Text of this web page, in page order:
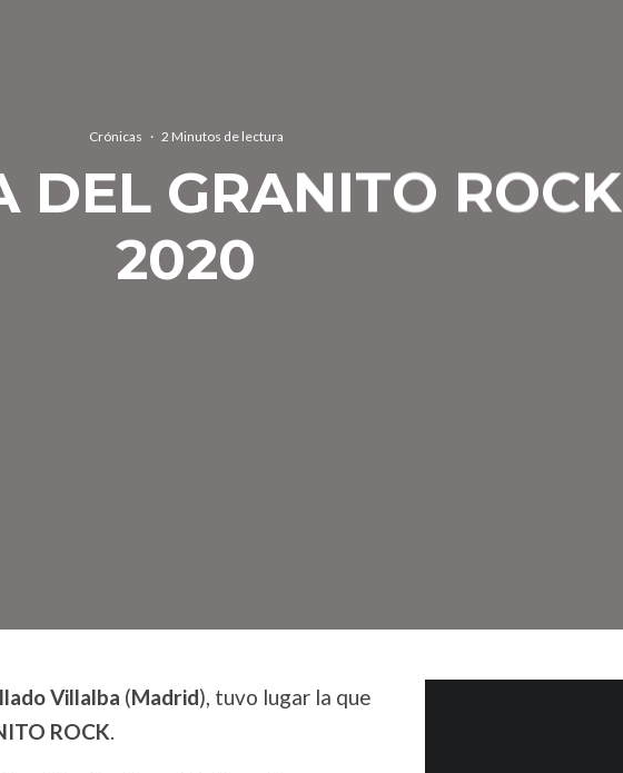
Crónicas · 2 Minutos de lectura
DEL GRANITO ROCK
2020
Villalba (Madrid), tuvo lugar la que
ROCK.